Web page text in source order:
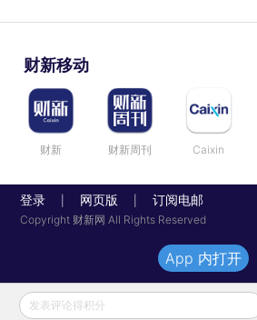
财新移动
财新 财新周刊 Caixin
登录 网页版 订阅电邮
Copyright 财新网 All Rights Reserved
发表评论得积分
App 内打开